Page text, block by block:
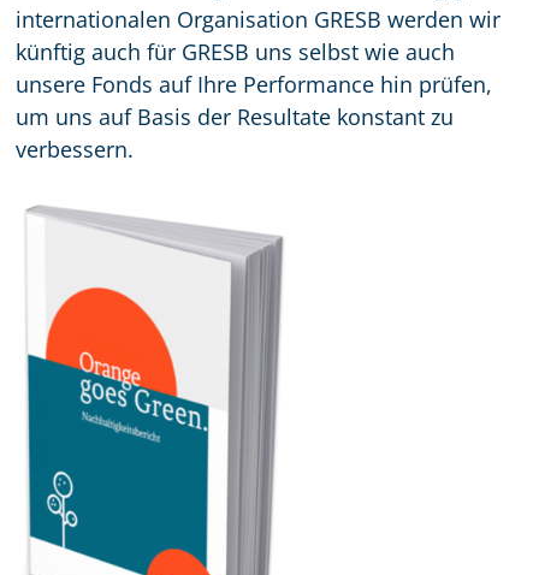
internationalen Organisation GRESB werden wir
künftig auch für GRESB uns selbst wie auch
unsere Fonds auf Ihre Performance hin prüfen,
um uns auf Basis der Resultate konstant zu
verbessern.